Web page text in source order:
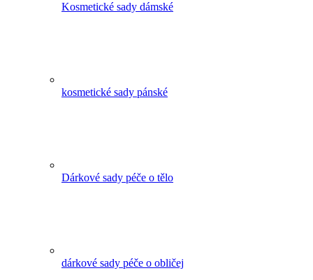
Kosmetické sady dámské
kosmetické sady pánské
Dárkové sady péče o tělo
dárkové sady péče o obličej